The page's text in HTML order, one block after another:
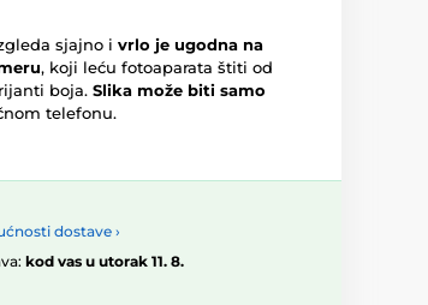
sjajno i vrlo je ugodna na
, koji leću fotoaparata štiti od
boja. Slika može biti samo
telefonu.
dostave ›
kod vas u utorak 11. 8.